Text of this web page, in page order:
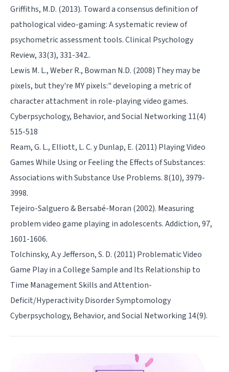
Griffiths, M.D. (2013). Toward a consensus definition of
pathological video-gaming: A systematic review of
psychometric assessment tools. Clinical Psychology
Review, 33(3), 331-342..
Lewis M. L., Weber R., Bowman N.D. (2008) They may be
pixels, but they're MY pixels:" developing a metric of
character attachment in role-playing video games.
Cyberpsychology, Behavior, and Social Networking 11(4)
515-518
Ream, G. L., Elliott, L. C. y Dunlap, E. (2011) Playing Video
Games While Using or Feeling the Effects of Substances:
Associations with Substance Use Problems. 8(10), 3979-
3998.
Tejeiro-Salguero & Bersabé-Moran (2002). Measuring
problem video game playing in adolescents. Addiction, 97,
1601-1606.
Tolchinsky, A.y Jefferson, S. D. (2011) Problematic Video
Game Play in a College Sample and Its Relationship to
Time Management Skills and Attention-
Deficit/Hyperactivity Disorder Symptomology
Cyberpsychology, Behavior, and Social Networking 14(9).